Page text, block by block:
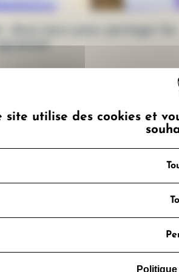
: deux jours pour partager les
Inscrivez-
Recevez toute l’actualité sur la
votre
site utilise des cookies et